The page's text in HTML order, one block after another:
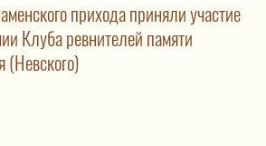
прихода приняли участие
Клуба ревнителей памяти
(Невского)